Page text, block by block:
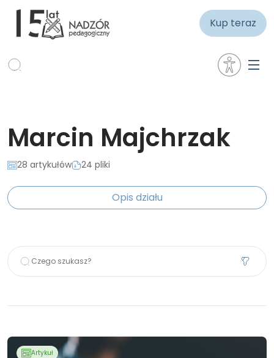
Kup teraz
Marcin Majchrzak
28 artykułów 24 pliki
Opis działu
Artykuł